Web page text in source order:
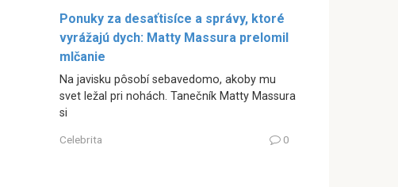
Ponuky za desaťtisíce a správy, ktoré
vyrážajú dych: Matty Massura prelomil
mlčanie
Na javisku pôsobí sebavedomo, akoby mu
svet ležal pri nohách. Tanečník Matty Massura
si
Celebrita 0